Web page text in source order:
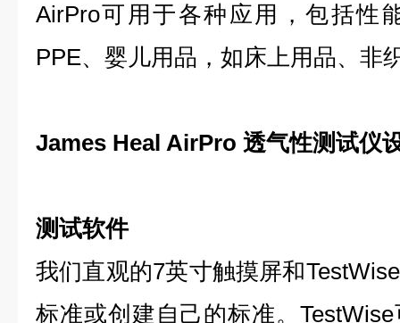
AirPro可用于各种应用，包括性
PPE、婴儿用品，如床上用品、非
James Heal AirPro 透气性测试仪
测试软件
我们直观的7英寸触摸屏和
标准或创建自己的标准。